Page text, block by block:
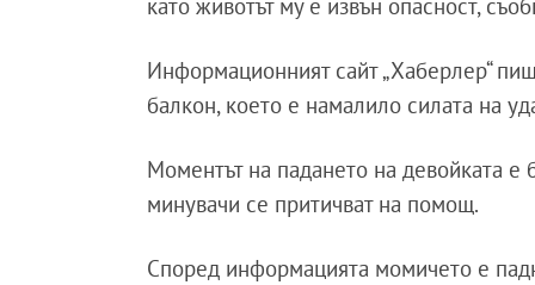
като животът му е извън опасност,
Информационният сайт „Хаберлер“
балкон, което е намалило силата на
Моментът на падането на девойката е
минувачи се притичват на помощ.
Според информацията момичето е